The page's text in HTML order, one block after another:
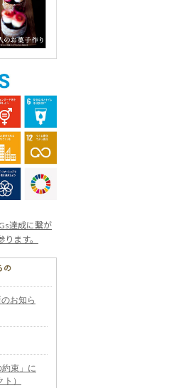
達成に繋が
ます。
お知ら
束」に
）